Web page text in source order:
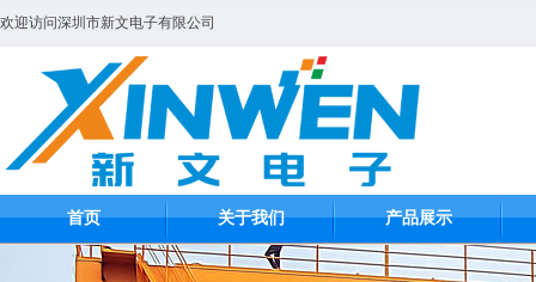
欢迎访问深圳市新文电子有限公司
首页 关于我们 产品展示